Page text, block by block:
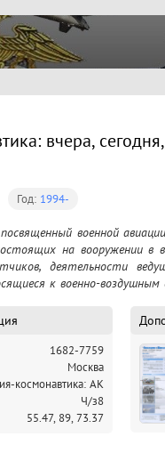
вчера,
Год: 1994-
военной
на вооружении в
деятельности
к военно-воздушным
1682-7759
Москва
космонавтика: АК
Ч/з8
55.47, 89, 73.37